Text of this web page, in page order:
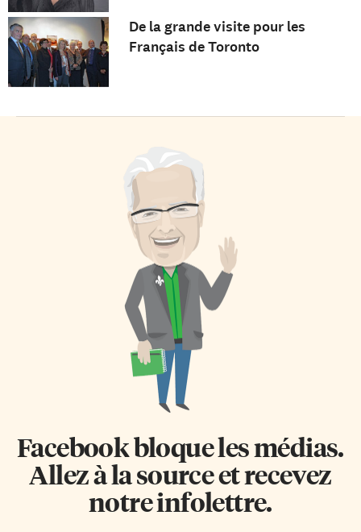
De la grande visite pour les
Français de Toronto
Facebook bloque les médias.
Allez à la source et recevez
notre infolettre.